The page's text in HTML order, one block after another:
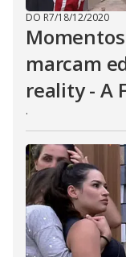
DO R7/18/12/2020
marcam
reality - A
.